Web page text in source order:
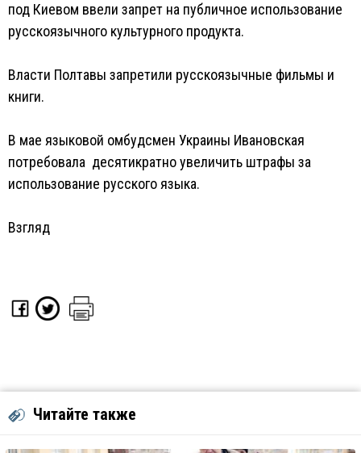
под Киевом ввели запрет на публичное использование
русскоязычного культурного продукта.
Власти Полтавы запретили русскоязычные фильмы и
книги.
В мае языковой омбудсмен Украины Ивановская
потребовала десятикратно увеличить штрафы за
использование русского языка.
Взгляд
Читайте также